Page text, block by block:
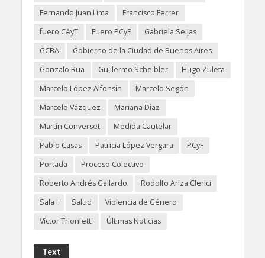
Fernando Juan Lima
Francisco Ferrer
fuero CAyT
Fuero PCyF
Gabriela Seijas
GCBA
Gobierno de la Ciudad de Buenos Aires
Gonzalo Rua
Guillermo Scheibler
Hugo Zuleta
Marcelo López Alfonsín
Marcelo Segón
Marcelo Vázquez
Mariana Díaz
Martín Converset
Medida Cautelar
Pablo Casas
Patricia López Vergara
PCyF
Portada
Proceso Colectivo
Roberto Andrés Gallardo
Rodolfo Ariza Clerici
Sala I
Salud
Violencia de Género
Víctor Trionfetti
Últimas Noticias
Text